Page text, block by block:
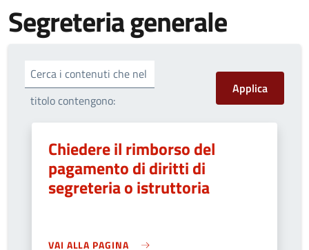
Segreteria generale
Cerca i contenuti che nel
titolo contengono:
Chiedere il rimborso del
pagamento di diritti di
segreteria o istruttoria
VAI ALLA PAGINA